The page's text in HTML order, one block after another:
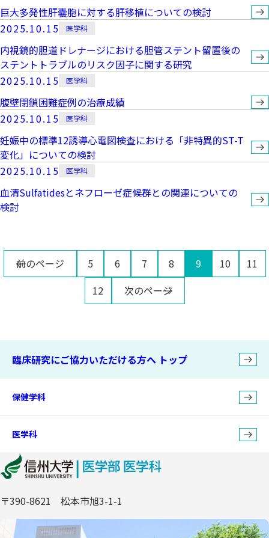
巨大多発性肝嚢胞に対する肝移植についての検討
2025.10.15
医学科
内視鏡的胆道ドレナージにおける胆管ステント留置後の
ステントトラブルのリスク因子に関する研究
2025.10.15
医学科
腹壁閉鎖困難症例の治療成績
2025.10.15
医学科
妊娠中の標準12誘導心電図検査における「非特異的ST-T
変化」についての検討
2025.10.15
医学科
血清Sulfatidesとネフローゼ症候群との関連についての
検討
前のページ 5 6 7 8 9 10
11
12
次のページ
臨床研究にご協力いただける方へ トップ
保健学科
医学科
〒390-8621 松本市旭3-1-1